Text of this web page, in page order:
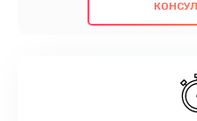
проведенных работ.
наилучшим образом.